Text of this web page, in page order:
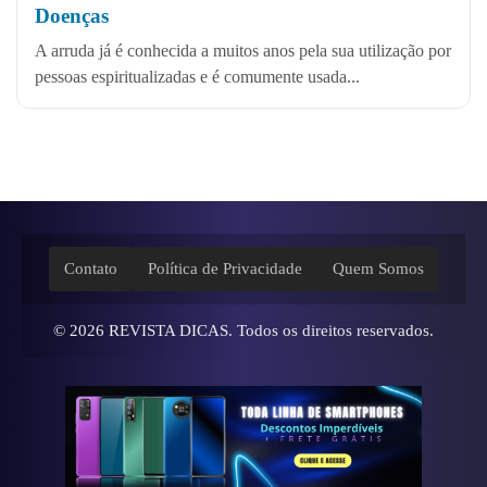
Doenças
A arruda já é conhecida a muitos anos pela sua utilização por
pessoas espiritualizadas e é comumente usada...
Contato Política de Privacidade Quem Somos
© 2026 REVISTA DICAS. Todos os direitos reservados.